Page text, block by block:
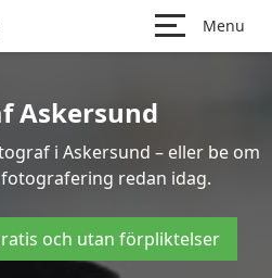
Menu
Askersund
i Askersund – eller be om
redan idag.
och utan förpliktelser